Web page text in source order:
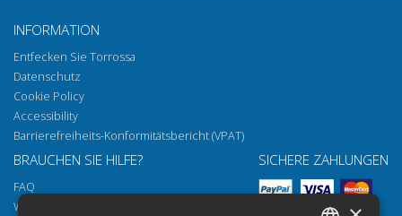
INFORMATION
Entfecken Sie Torrossa
Datenschutz
Cookie Policy
Accessibility
Barrierefreiheits-Konformitätsbericht (VPAT)
BRAUCHEN SIE HILFE?
FAQ
Wie öffnen Sie unsere Dokumente
SICHERE ZAHLUNGEN